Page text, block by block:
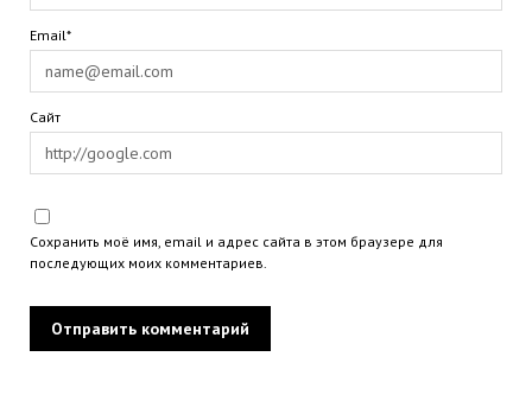
Email*
Сайт
Сохранить моё имя, email и адрес сайта в этом браузере для
последующих моих комментариев.